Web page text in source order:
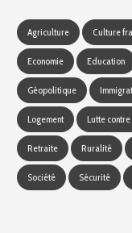
Agriculture Culture
Economie Education
Géopolitique
Logement Lutte
Retraite Ruralité
Société Sécurité